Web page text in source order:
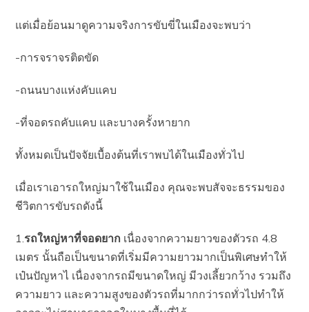
แต่เมื่อย้อนมาดูความจริงการขับขี่ในเมืองจะพบว่า
-การจราจรติดขัด
-ถนนบางแห่งคับแคบ
-ที่จอดรถคับแคบ และบางครั้งหายาก
ทั้งหมดเป็นปัจจัยเบื้องต้นที่เราพบได้ในเมืองทั่วไป
เมื่อเราเอารถใหญ่มาใช้ในเมือง คุณจะพบสัจจะธรรมของ
ชีวิตการขับรถดังนี้
1.รถใหญ่หาที่จอดยาก เนื่องจากความยาวของตัวรถ 4.8
เมตร นั้นถือเป็นขนาดที่เริ่มมีความยาวมากเป็นพิเศษทำให้
เป๋นปัญหาไ เนื่องจากรถมีขนาดใหญ่ มีวงเลี้ยวกว้าง รวมถึง
ความยาว และความสูงของตัวรถที่มากกว่ารถทั่วไปทำให้